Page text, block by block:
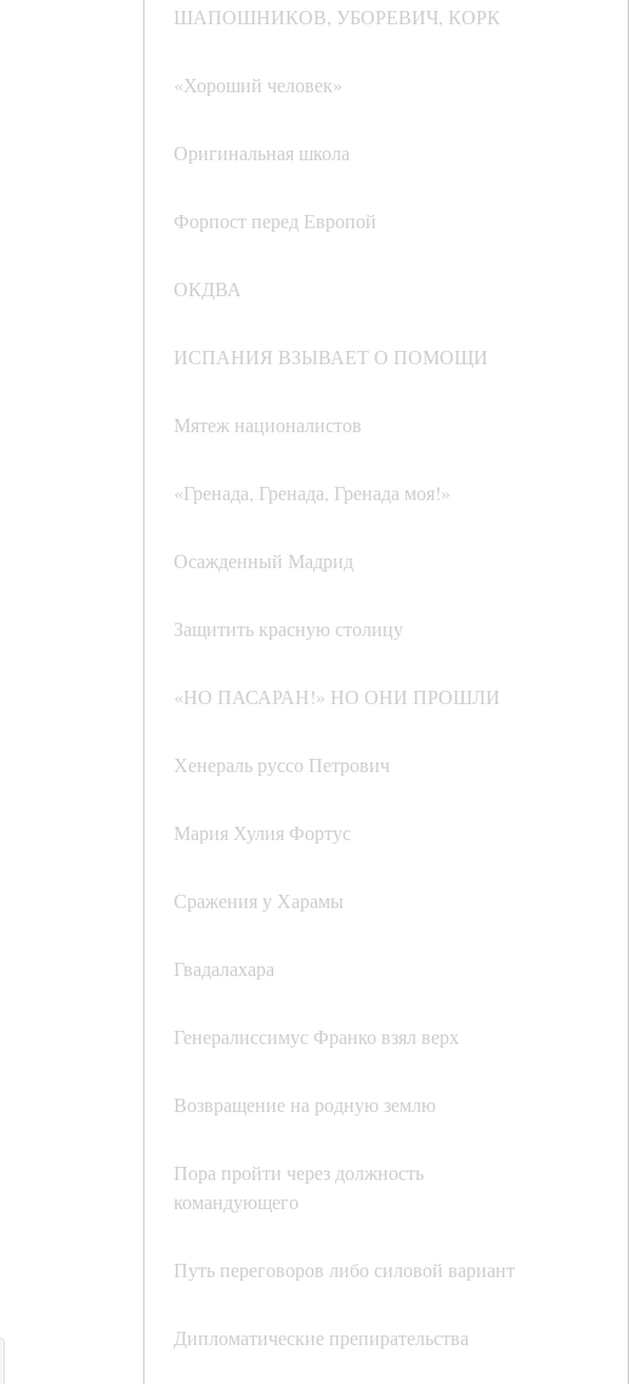
ШАПОШНИКОВ, УБОРЕВИЧ, КОРК
«Хороший человек»
Оригинальная школа
Форпост перед Европой
ОКДВА
ИСПАНИЯ ВЗЫВАЕТ О ПОМОЩИ
Мятеж националистов
«Гренада, Гренада, Гренада моя!»
Осажденный Мадрид
Защитить красную столицу
«НО ПАСАРАН!» НО ОНИ ПРОШЛИ
Хенераль руссо Петрович
Мария Хулия Фортус
Сражения у Харамы
Гвадалахара
Генералиссимус Франко взял верх
Возвращение на родную землю
Пора пройти через должность
командующего
Путь переговоров либо силовой вариант
Дипломатические препирательства